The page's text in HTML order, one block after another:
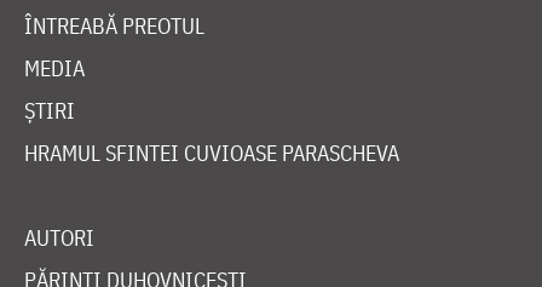
ÎNTREABĂ PREOTUL
MEDIA
ȘTIRI
HRAMUL SFINTEI CUVIOASE PARASCHEVA
AUTORI
PĂRINȚI DUHOVNICEȘTI